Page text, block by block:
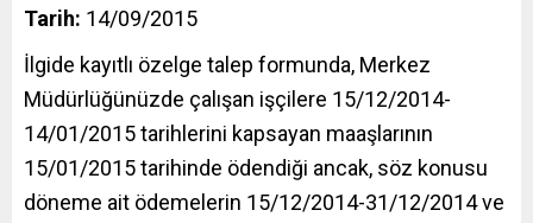
Tarih: 14/09/2015
İlgide kayıtlı özelge talep formunda, Merkez
Müdürlüğünüzde çalışan işçilere 15/12/2014-
14/01/2015 tarihlerini kapsayan maaşlarının
15/01/2015 tarihinde ödendiği ancak, söz konusu
döneme ait ödemelerin 15/12/2014-31/12/2014 ve